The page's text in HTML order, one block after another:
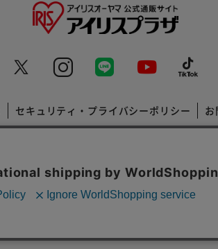
セキュリティ・プライバシーポリシー お